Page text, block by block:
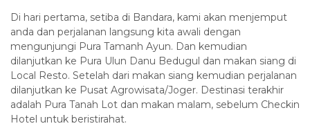
Di hari pertama, setiba di Bandara, kami akan menjemput
anda dan perjalanan langsung kita awali dengan
mengunjungi Pura Tamanh Ayun. Dan kemudian
dilanjutkan ke Pura Ulun Danu Bedugul dan makan siang di
Local Resto. Setelah dari makan siang kemudian perjalanan
dilanjutkan ke Pusat Agrowisata/Joger. Destinasi terakhir
adalah Pura Tanah Lot dan makan malam, sebelum Checkin
Hotel untuk beristirahat.